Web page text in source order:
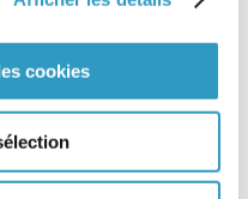
cookies